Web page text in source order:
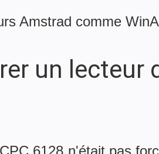
Amstrad comme
un lecteur